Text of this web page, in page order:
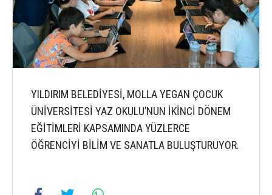
YILDIRIM BELEDİYESİ, MOLLA YEGAN ÇOCUK
ÜNİVERSİTESİ YAZ OKULU’NUN İKİNCİ DÖNEM
EĞİTİMLERİ KAPSAMINDA YÜZLERCE
ÖĞRENCİYİ BİLİM VE SANATLA BULUŞTURUYOR.